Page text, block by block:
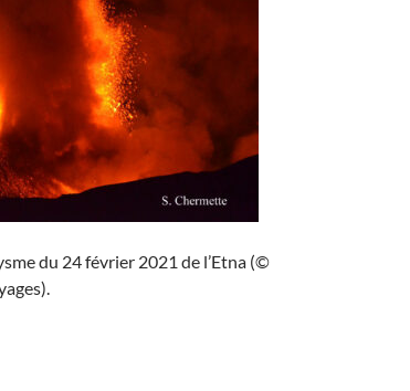
du 24 février 2021 de l’Etna (©